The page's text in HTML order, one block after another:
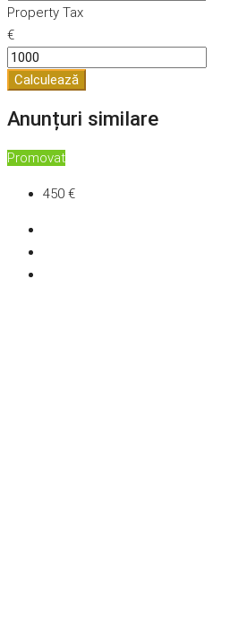
Property Tax
€
Calculează
Anunțuri similare
Promovat
450 €